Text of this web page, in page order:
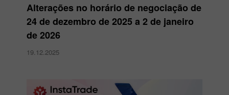
Alterações no horário de negociação de
24 de dezembro de 2025 a 2 de janeiro
de 2026
19.12.2025